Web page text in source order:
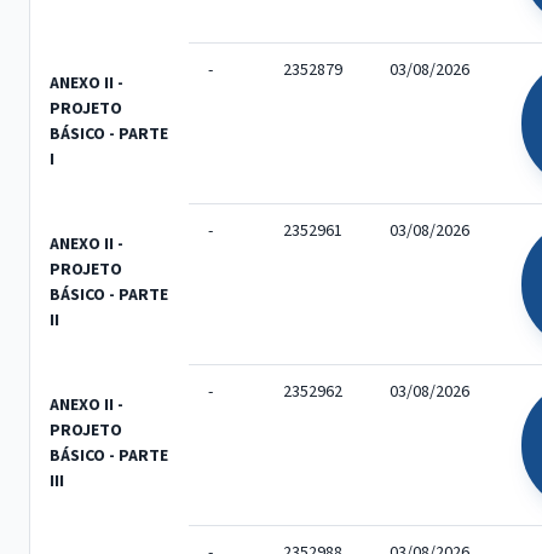
ANEXO II -
PROJETO
BÁSICO - PARTE
I
- 2352879 03/08/2026
ANEXO II -
PROJETO
BÁSICO - PARTE
II
- 2352961 03/08/2026
ANEXO II -
PROJETO
BÁSICO - PARTE
III
- 2352962 03/08/2026